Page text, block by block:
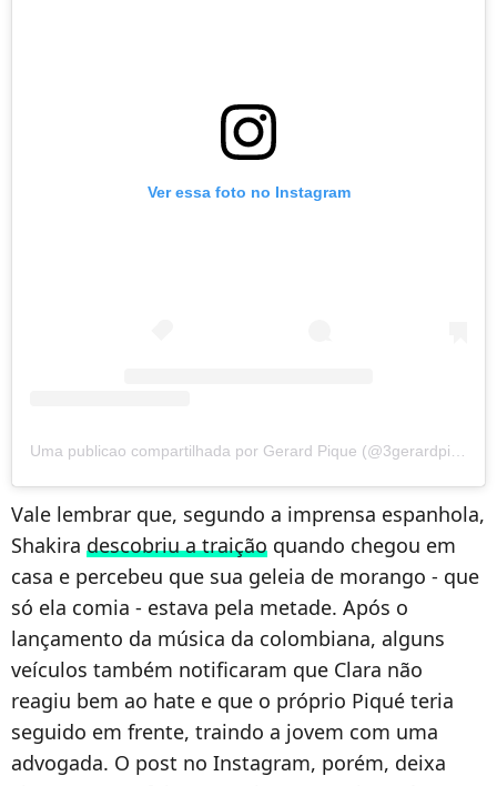
Ver essa foto no Instagram
Uma publicao compartilhada por Gerard Pique (@3gerardpique)
Vale lembrar que, segundo a imprensa espanhola,
Shakira descobriu a traição quando chegou em
casa e percebeu que sua geleia de morango - que
só ela comia - estava pela metade. Após o
lançamento da música da colombiana, alguns
veículos também notificaram que Clara não
reagiu bem ao hate e que o próprio Piqué teria
seguido em frente, traindo a jovem com uma
advogada. O post no Instagram, porém, deixa